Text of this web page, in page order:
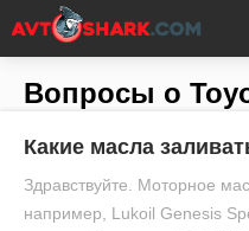
Главная Все вопросы
Вопросы о
Какие масла
Здравствуйте. Моторное
например, Lukoil Genesis